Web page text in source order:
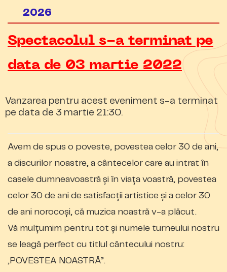
2026
Spectacolul s-a terminat pe
data de 03 martie 2022
Vanzarea pentru acest eveniment s-a terminat
pe data de 3 martie 21:30.
Avem de spus o poveste, povestea celor 30 de ani,
a discurilor noastre, a cântecelor care au intrat în
casele dumneavoastră și în viața voastră, povestea
celor 30 de ani de satisfacții artistice și a celor 30
de ani norocoși, că muzica noastră v-a plăcut.
Vă mulțumim pentru tot și numele turneului nostru
se leagă perfect cu titlul cântecului nostru:
„POVESTEA NOASTRĂ”.